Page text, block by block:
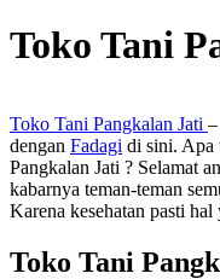
Toko Tani
Toko Tani Pangkalan Jati
dengan Fadagi di sini. Apa
Pangkalan Jati ? Selamat
kabarnya teman-teman
Karena kesehatan pasti
Toko Tani